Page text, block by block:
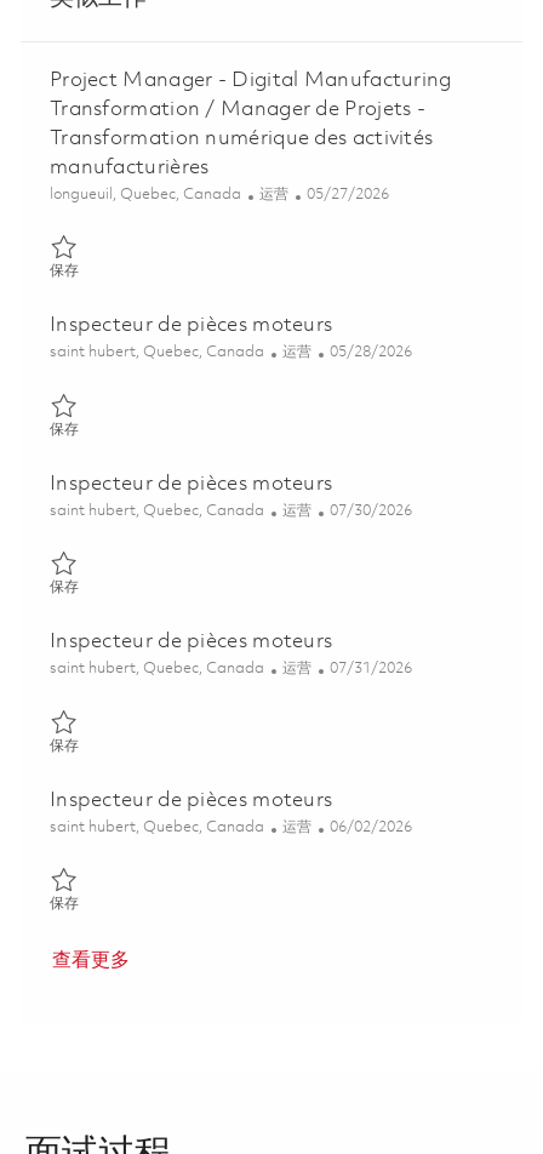
Project Manager - Digital Manufacturing
Transformation / Manager de Projets -
Transformation numérique des activités
manufacturières
位置
longueuil, Quebec, Canada 类别
运营 Posted Date
05/27/2026
保存保存 Project Manager - Digital Manufacturing Transformation /
Inspecteur de pièces moteurs
位置
saint hubert, Quebec, Canada 类别
运营 Posted Date
05/28/2026
保存保存 Inspecteur de pièces moteurs 01842140
Inspecteur de pièces moteurs
位置
saint hubert, Quebec, Canada 类别
运营 Posted Date
07/30/2026
保存保存 Inspecteur de pièces moteurs 01828310
Inspecteur de pièces moteurs
位置
saint hubert, Quebec, Canada 类别
运营 Posted Date
07/31/2026
保存保存 Inspecteur de pièces moteurs 01863389
Inspecteur de pièces moteurs
位置
saint hubert, Quebec, Canada 类别
运营 Posted Date
06/02/2026
保存保存 Inspecteur de pièces moteurs 01850086
查看更多